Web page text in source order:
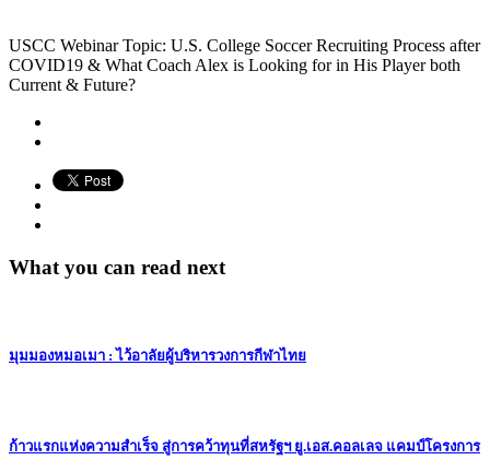
USCC Webinar Topic: U.S. College Soccer Recruiting Process after
COVID19 & What Coach Alex is Looking for in His Player both
Current & Future?
What you can read next
มุมมองหมอเมา : ไว้อาลัยผู้บริหารวงการกีฬาไทย
ก้าวแรกแห่งความสำเร็จ สู่การคว้าทุนที่สหรัฐฯ ยู.เอส.คอลเลจ แคมป์โครงการ